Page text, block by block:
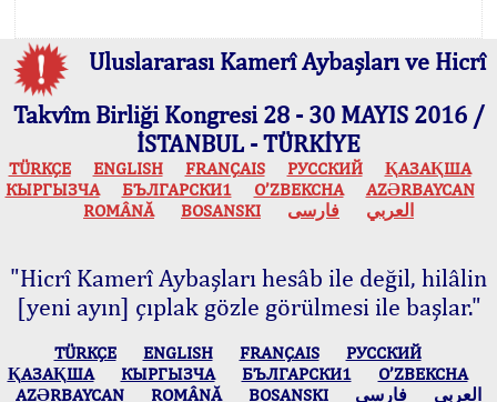
Uluslararası Kamerî Aybaşları ve Hicrî
Takvîm Birliği Kongresi 28 - 30 MAYIS 2016 /
İSTANBUL - TÜRKİYE
TÜRKÇE ENGLISH FRANÇAIS РУССКИЙ
ҚАЗАҚША
КЫPГЫЗЧA
БЪЛГАРСКИ1 O’ZBEKCHA
AZӘRBAYCAN
ROMÂNĂ
BOSANSKI العربي فارسی
"Hicrî Kamerî Aybaşları hesâb ile değil, hilâlin
[yeni ayın] çıplak gözle görülmesi ile başlar."
TÜRKÇE ENGLISH FRANÇAIS
РУССКИЙ
ҚАЗАҚША
КЫPГЫЗЧA БЪЛГАРСКИ1
O’ZBEKCHA
AZӘRBAYCAN
ROMÂNĂ BOSANSKI العربي فارسی